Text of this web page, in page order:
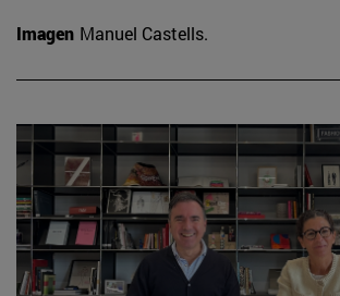
Imagen Manuel Castells.